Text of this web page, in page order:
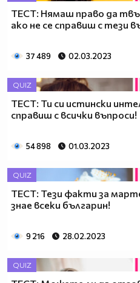
ТЕСТ: Нямаш право да
ако не се справиш с тези
37 489 02.03.2023
QUIZ
ТЕСТ: Ти си истински
справиш с всички въпроси!
54 898 01.03.2023
QUIZ
ТЕСТ: Тези факти за
знае всеки българин!
9 216 28.02.2023
QUIZ